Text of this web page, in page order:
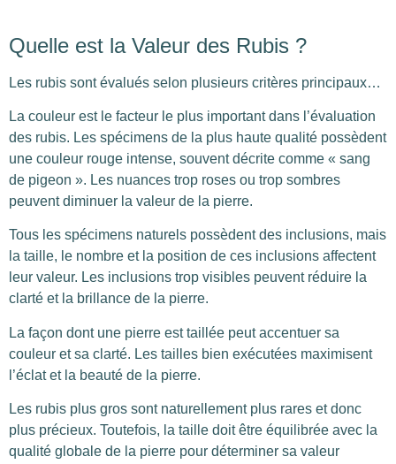
Quelle est la Valeur des Rubis ?
Les rubis sont évalués selon plusieurs critères principaux…
La couleur est le facteur le plus important dans l’évaluation
des rubis. Les spécimens de la plus haute qualité possèdent
une couleur rouge intense, souvent décrite comme « sang
de pigeon ». Les nuances trop roses ou trop sombres
peuvent diminuer la valeur de la pierre.
Tous les spécimens naturels possèdent des inclusions, mais
la taille, le nombre et la position de ces inclusions affectent
leur valeur. Les inclusions trop visibles peuvent réduire la
clarté et la brillance de la pierre.
La façon dont une pierre est taillée peut accentuer sa
couleur et sa clarté. Les tailles bien exécutées maximisent
l’éclat et la beauté de la pierre.
Les rubis plus gros sont naturellement plus rares et donc
plus précieux. Toutefois, la taille doit être équilibrée avec la
qualité globale de la pierre pour déterminer sa valeur